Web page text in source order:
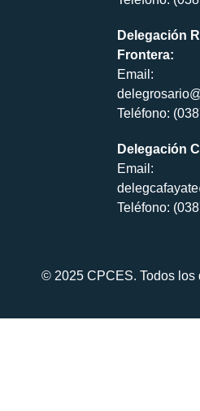
Delegación
Frontera:
Email:
Teléfono:
Delegación
Email:
Teléfono:
© 2025 CPCES. Todos los